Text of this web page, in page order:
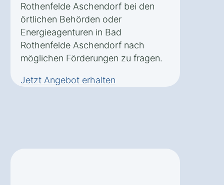
Rothenfelde Aschendorf bei den
örtlichen Behörden oder
Energieagenturen in Bad
Rothenfelde Aschendorf nach
möglichen Förderungen zu fragen.
Jetzt Angebot erhalten